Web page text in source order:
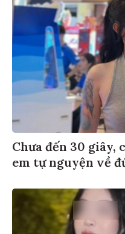
Chưa đến 30 giây,
em tự nguyện về